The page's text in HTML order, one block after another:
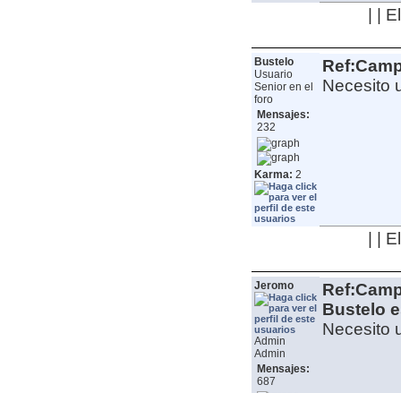
| |
Bustelo
Usuario
Senior en el
foro
Mensajes:
232
Karma: 2
Necesito
| |
Jeromo
Admin
Admin
Mensajes:
687
Bustelo
Necesito